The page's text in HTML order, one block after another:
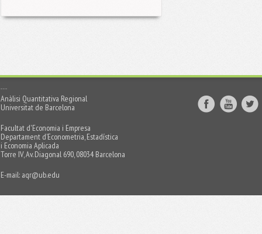
Anàlisi Quantitativa Regional
Universitat de Barcelona
Facultat d'Economia i Empresa
Departament d’Econometria, Estadística
i Economia Aplicada
Torre IV, Av. Diagonal 690, 08034 Barcelona
E-mail: aqr@ub.edu